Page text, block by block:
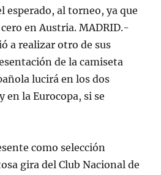
esperado, al torneo, ya que
en Austria. MADRID.-
a realizar otro de sus
de la camiseta
lucirá en los dos
la Eurocopa, si se
como selección
gira del Club Nacional de